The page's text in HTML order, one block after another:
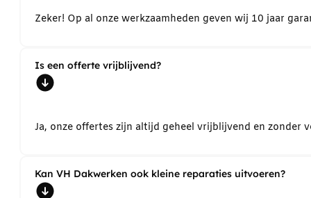
Zeker! Op al onze werkzaamheden geven wij 10 jaar
Is een offerte vrijblijvend?
Ja, onze offertes zijn altijd geheel vrijblijvend en
Kan VH Dakwerken ook kleine reparaties uitvoeren?